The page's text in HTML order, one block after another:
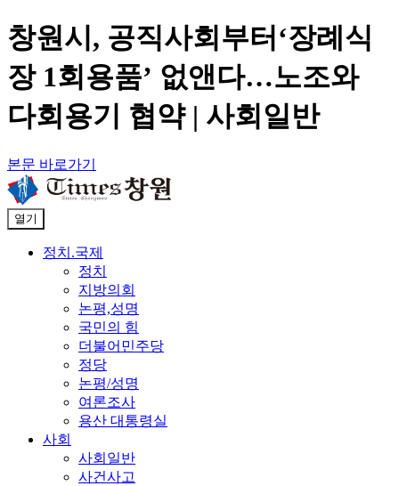
창원시, 공직사회부터‘장례식
장 1회용품’ 없앤다…노조와
다회용기 협약 | 사회일반
본문 바로가기
열기
정치.국제
정치
지방의회
논평,성명
국민의 힘
더불어민주당
정당
논평/성명
여론조사
용산 대통령실
사회
사회일반
사건사고